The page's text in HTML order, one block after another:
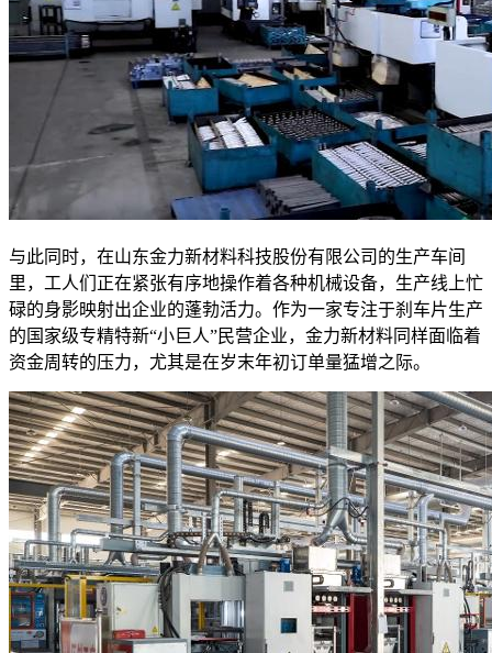
与此同时，在山东金力新材料科技股份有限公司的生产车间
里，工人们正在紧张有序地操作着各种机械设备，生产线上忙
碌的身影映射出企业的蓬勃活力。作为一家专注于刹车片生产
的国家级专精特新“小巨人”民营企业，金力新材料同样面临着
资金周转的压力，尤其是在岁末年初订单量猛增之际。